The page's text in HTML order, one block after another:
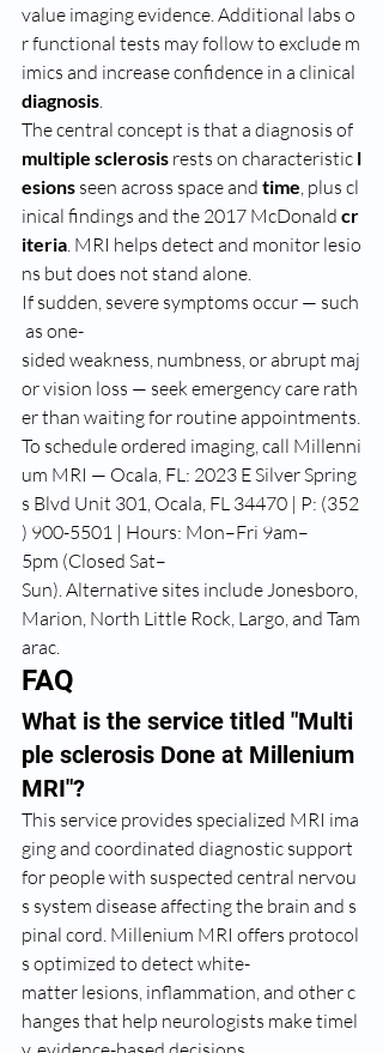
value imaging evidence. Additional labs o
r functional tests may follow to exclude m
imics and increase confidence in a clinical
diagnosis
The central concept is that a diagnosis of
multiple sclerosis rests on characteristic l
esions seen across space and time , plus cl
inical findings and the 2017 McDonald cr
iteria . MRI helps detect and monitor lesio
ns but does not stand alone.
If sudden, severe symptoms occur — such
as one-
sided weakness, numbness, or abrupt maj
or vision loss — seek emergency care rath
er than waiting for routine appointments.
To schedule ordered imaging, call Millenni
um MRI — Ocala, FL: 2023 E Silver Spring
s Blvd Unit 301, Ocala, FL 34470 | P: (352
) 900-5501 | Hours: Mon–Fri 9am–
5pm (Closed Sat–
Sun). Alternative sites include Jonesboro,
Marion, North Little Rock, Largo, and Tam
arac.
FAQ
What is the service titled "Multi
ple sclerosis Done at Millenium
MRI"?
This service provides specialized MRI ima
ging and coordinated diagnostic support
for people with suspected central nervou
s system disease affecting the brain and s
pinal cord. Millenium MRI offers protocol
s optimized to detect white-
matter lesions, inflammation, and other c
hanges that help neurologists make timel